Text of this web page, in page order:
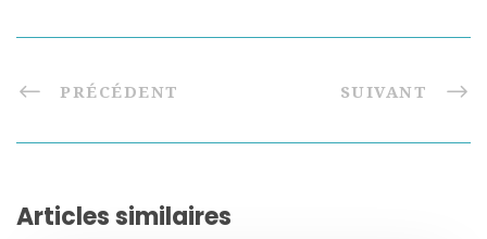
PRÉCÉDENT SUIVANT
Articles similaires